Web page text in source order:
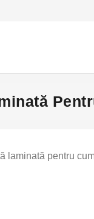
laminată pentru